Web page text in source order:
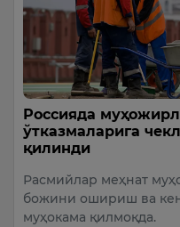
Россияда
ўтказмаларига
қилинди
Расмийлар меҳнат
божини ошириш ва
муҳокама қилмоқда.